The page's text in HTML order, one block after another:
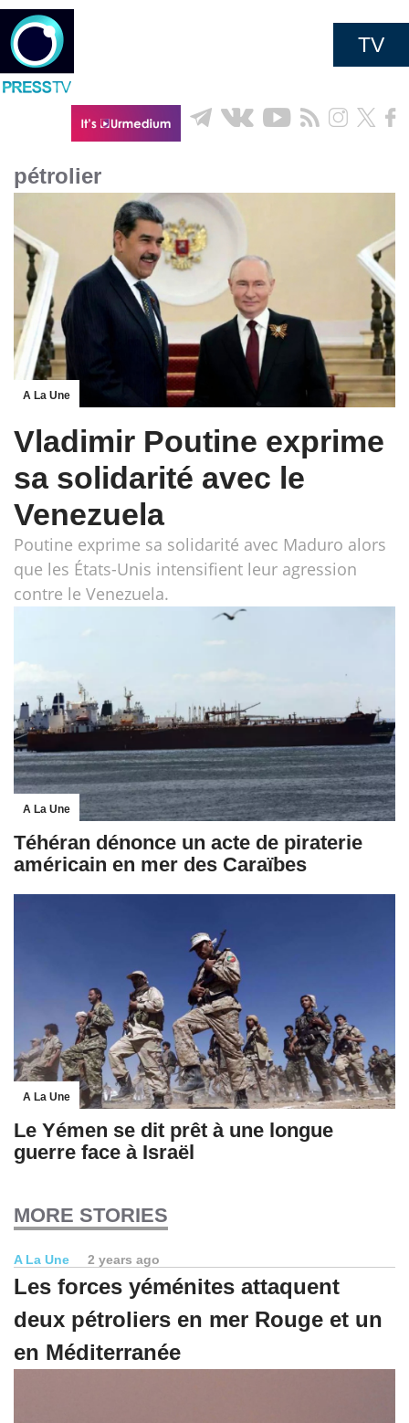
TV
pétrolier
A La Une
Vladimir Poutine exprime
sa solidarité avec le
Venezuela
Poutine exprime sa solidarité avec Maduro alors
que les États-Unis intensifient leur agression
contre le Venezuela.
A La Une
Téhéran dénonce un acte de piraterie
américain en mer des Caraïbes
A La Une
Le Yémen se dit prêt à une longue
guerre face à Israël
MORE STORIES
A La Une 2 years ago
Les forces yéménites attaquent
deux pétroliers en mer Rouge et un
en Méditerranée